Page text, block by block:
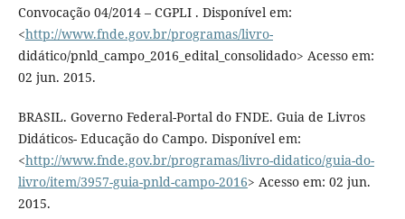
Convocação 04/2014 – CGPLI . Disponível em:
<http://www.fnde.gov.br/programas/livro-
didático/pnld_campo_2016_edital_consolidado> Acesso em:
02 jun. 2015.
BRASIL. Governo Federal-Portal do FNDE. Guia de Livros
Didáticos- Educação do Campo. Disponível em:
<http://www.fnde.gov.br/programas/livro-didatico/guia-do-
livro/item/3957-guia-pnld-campo-2016> Acesso em: 02 jun.
2015.